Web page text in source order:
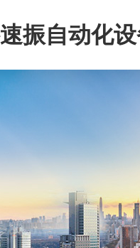
振自动化